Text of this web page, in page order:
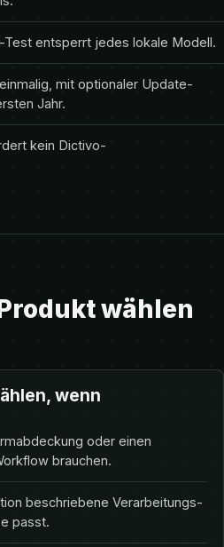
entsperrt jedes lokale Modell.
mit optionaler Update-
Jahr.
kein Dictivo-
wählen
wenn
oder einen
brauchen.
beschriebene Verarbeitungs-
passt.